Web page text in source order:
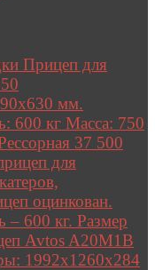
Прицеп для
мм.
600 кг Масса: 750
37 500
для
оцинкован.
– 600 кг. Размер
Avtos A20M1B
1992х1260х284